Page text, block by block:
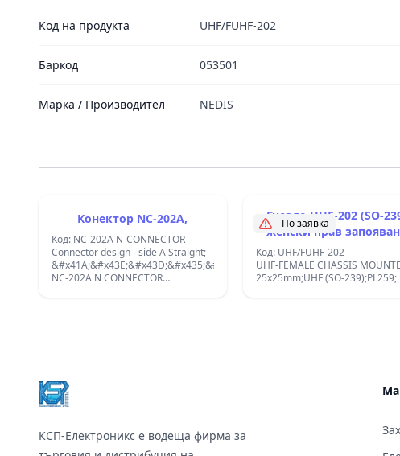
Код на продукта UHF/FUHF-202
Баркод 053501
Марка / Производител NEDIS
Конектор NC-202A,
Код: NC-202A N-CONNECTOR
Connector design - side A Straight;
&#x41A;&#x43E;&#x43D;&#x435;&#x43A;&#x442;&#x43E;&#x440;
NC-202A N CONNECTOR
По заявка
Гнездо UHF-202 (SO-239)
женски прав
Код: UHF/FUHF-202
UHF-FEMALE CHASSIS
25x25mm;UHF (SO-239);PL259;
КСП-Електроникс е водеща фирма за